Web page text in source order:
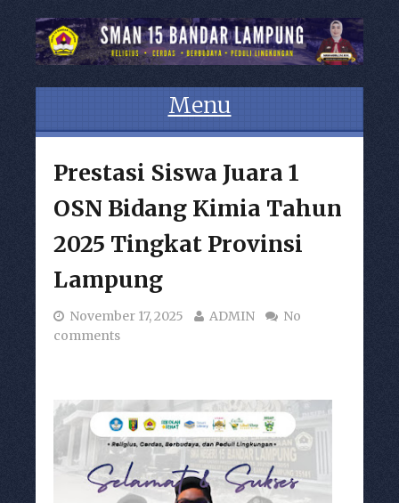
Menu
Prestasi Siswa Juara 1
OSN Bidang Kimia Tahun
2025 Tingkat Provinsi
Lampung
November 17, 2025 ADMIN
No
comments